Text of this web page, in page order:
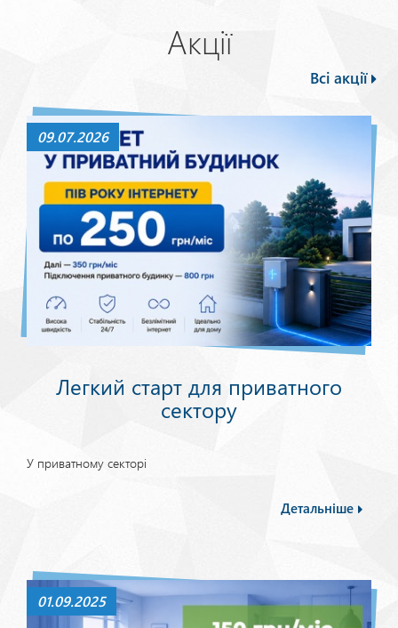
Акції
Всі акції
09.07.2026
Легкий старт для приватного
сектору
У приватному секторі
Детальніше
01.09.2025